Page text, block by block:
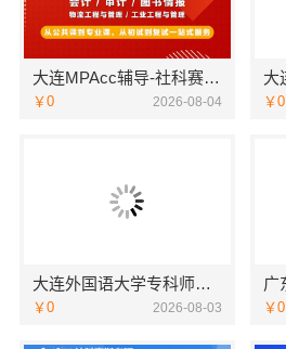
大连MPAcc辅导-社科赛斯考研专业辅导机构
￥0 2026-08-04 ￥0
大连外国语大学专科师资怎么样招生咨询
￥0 2026-08-03 ￥0